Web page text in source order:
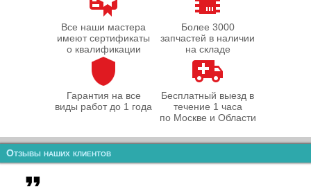
Все наши мастера
имеют сертификаты
о квалификации
Более 3000
запчастей в наличии
на складе
Гарантия на все
виды работ до 1 года
Бесплатный выезд в
течение 1 часа
по Москве и Области
Отзывы наших клиентов